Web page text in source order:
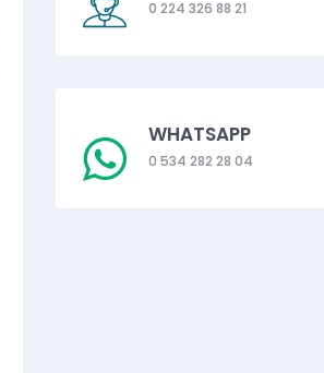
0 224 326 88 21
WHATSAPP
0 534 282 28 04